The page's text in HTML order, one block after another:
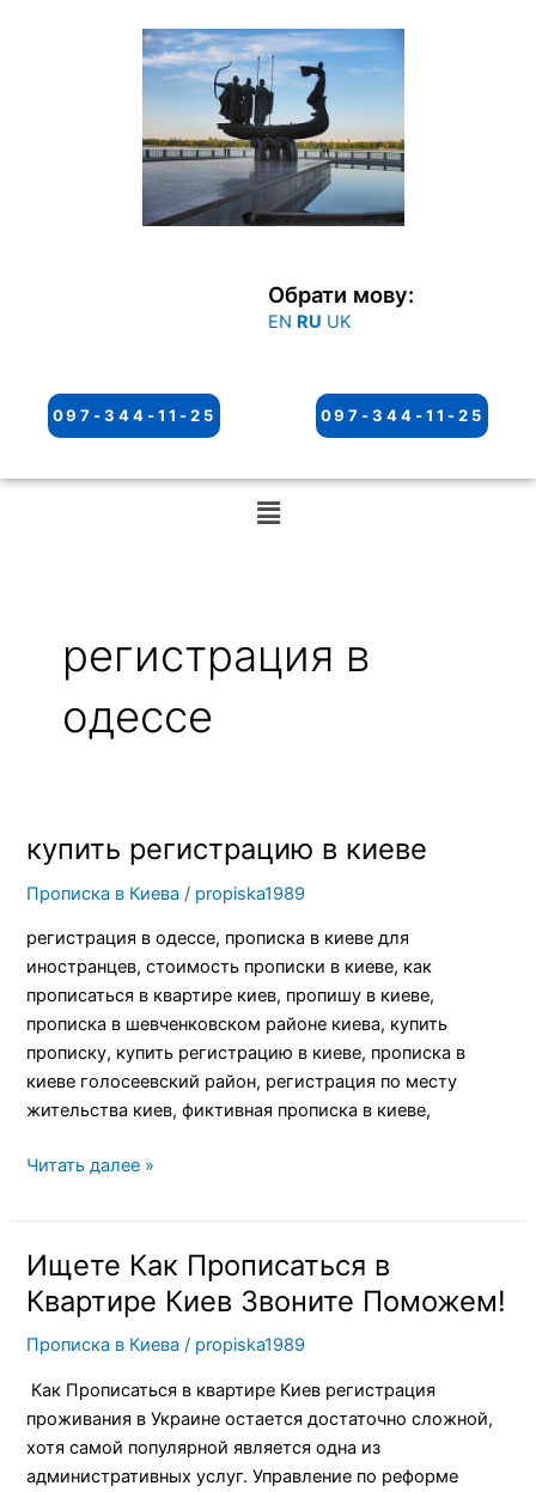
Обрати мову:
EN RU UK
097-344-11-25 097-344-11-25
Меню
регистрация в
одессе
купить регистрацию в киеве
Прописка в Киева / propiska1989
регистрация в одессе, прописка в киеве для
иностранцев, стоимость прописки в киеве, как
прописаться в квартире киев, пропишу в киеве,
прописка в шевченковском районе киева, купить
прописку, купить регистрацию в киеве, прописка в
киеве голосеевский район, регистрация по месту
жительства киев, фиктивная прописка в киеве,
купить
в
киеве
Читать далее »
Ищете Как Прописаться в
Квартире Киев Звоните Поможем!
Прописка в Киева / propiska1989
Как Прописаться в квартире Киев регистрация
проживания в Украине остается достаточно сложной,
хотя самой популярной является одна из
административных услуг. Управление по реформе
Ищете
Как
Прописаться
в
Киев
Звоните
Поможем!